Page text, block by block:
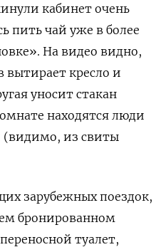
кабинет очень
пить чай уже в более
На видео видно,
вытирает кресло и
уносит стакан
находятся люди
(видимо, из свиты
зарубежных поездок,
бронированном
туалет,